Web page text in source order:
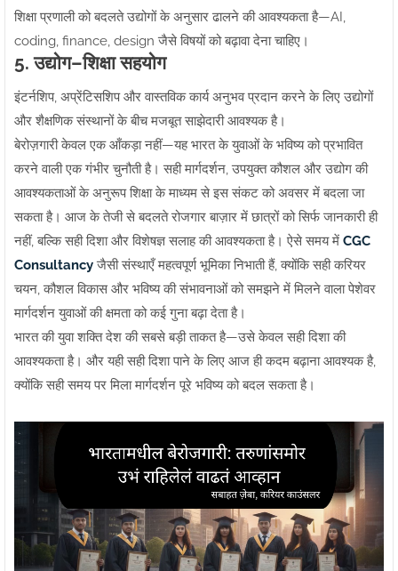
शिक्षा प्रणाली को बदलते उद्योगों के अनुसार ढालने की आवश्यकता है—AI,
coding, finance, design जैसे विषयों को बढ़ावा देना चाहिए।
5. उद्योग–शिक्षा सहयोग
इंटर्नशिप, अप्रेंटिसशिप और वास्तविक कार्य अनुभव प्रदान करने के लिए उद्योगों
और शैक्षणिक संस्थानों के बीच मजबूत साझेदारी आवश्यक है।
बेरोज़गारी केवल एक आँकड़ा नहीं—यह भारत के युवाओं के भविष्य को प्रभावित
करने वाली एक गंभीर चुनौती है। सही मार्गदर्शन, उपयुक्त कौशल और उद्योग की
आवश्यकताओं के अनुरूप शिक्षा के माध्यम से इस संकट को अवसर में बदला जा
सकता है। आज के तेजी से बदलते रोजगार बाज़ार में छात्रों को सिर्फ जानकारी ही
नहीं, बल्कि सही दिशा और विशेषज्ञ सलाह की आवश्यकता है। ऐसे समय में CGC
Consultancyजैसी संस्थाएँ महत्वपूर्ण भूमिका निभाती हैं, क्योंकि सही करियर
चयन, कौशल विकास और भविष्य की संभावनाओं को समझने में मिलने वाला पेशेवर
मार्गदर्शन युवाओं की क्षमता को कई गुना बढ़ा देता है।
भारत की युवा शक्ति देश की सबसे बड़ी ताकत है—उसे केवल सही दिशा की
आवश्यकता है। और यही सही दिशा पाने के लिए आज ही कदम बढ़ाना आवश्यक है,
क्योंकि सही समय पर मिला मार्गदर्शन पूरे भविष्य को बदल सकता है।